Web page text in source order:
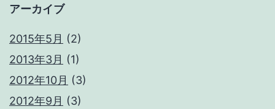
アーカイブ
2015年5月 (2)
2013年3月 (1)
2012年10月 (3)
2012年9月 (3)